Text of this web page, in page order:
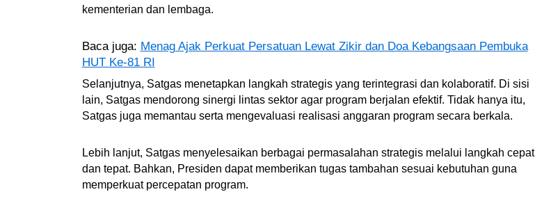
kementerian dan lembaga.
Baca juga: Menag Ajak Perkuat Persatuan Lewat Zikir dan Doa Kebangsaan Pembuka
HUT Ke-81 RI
Selanjutnya, Satgas menetapkan langkah strategis yang terintegrasi dan kolaboratif. Di sisi
lain, Satgas mendorong sinergi lintas sektor agar program berjalan efektif. Tidak hanya itu,
Satgas juga memantau serta mengevaluasi realisasi anggaran program secara berkala.
Lebih lanjut, Satgas menyelesaikan berbagai permasalahan strategis melalui langkah cepat
dan tepat. Bahkan, Presiden dapat memberikan tugas tambahan sesuai kebutuhan guna
memperkuat percepatan program.